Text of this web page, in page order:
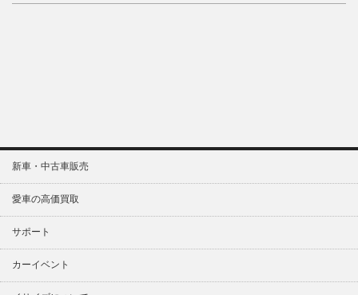
新車・中古車販売
愛車の高価買取
サポート
カーイベント